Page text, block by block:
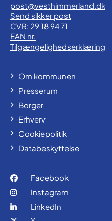
post@vesthimmerland.dk
Send sikker post
CVR: 29 18 94 71
EAN nr.
Tilgængelighedserklæring
Om kommunen
Presserum
Borger
Erhverv
Cookiepolitik
Databeskyttelse
Facebook
Instagram
LinkedIn